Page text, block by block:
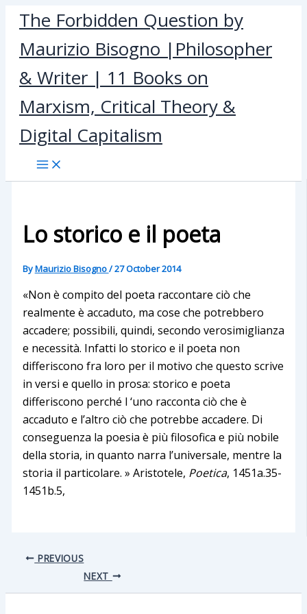
Skip
content
The Forbidden Question by
Maurizio Bisogno |Philosopher
& Writer | 11 Books on
Marxism, Critical Theory &
Digital Capitalism
Lo storico e il poeta
ByMaurizio Bisogno/27 October 2014
«Non è compito del poeta raccontare ciò che
realmente è accaduto, ma cose che potrebbero
accadere; possibili, quindi, secondo verosimiglianza
e necessità. Infatti lo storico e il poeta non
differiscono fra loro per il motivo che questo scrive
in versi e quello in prosa: storico e poeta
differiscono perché l ‘uno racconta ciò che è
accaduto e l’altro ciò che potrebbe accadere. Di
conseguenza la poesia è più filosofica e più nobile
della storia, in quanto narra l’universale, mentre la
storia il particolare. » Aristotele, Poetica, 1451a.35-
1451b.5,
PREVIOUS
NEXT